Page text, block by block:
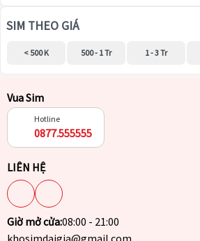
SIM THEO GIÁ
< 500 K 500 - 1 Tr 1 - 3 Tr
Vua Sim
Hotline
0877.555555
LIÊN HỆ
Giờ mở cửa:08:00 - 21:00